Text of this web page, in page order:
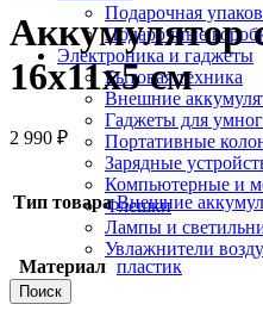
Подарочная
Подарочные
Электроника и гаджеты
Бытовая техника
Внешние
Гаджеты для
Портативные
Зарядные
Компьютерные и
Флешки
Лампы и
Увлажнители
Поиск
Аккумулятор
16х11х5 см
2 990 ₽
Тип товара Внешние
Материал пластик